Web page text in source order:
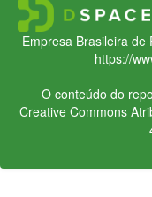
Empresa Brasileira de
https://
O conteúdo do
Creative Commons